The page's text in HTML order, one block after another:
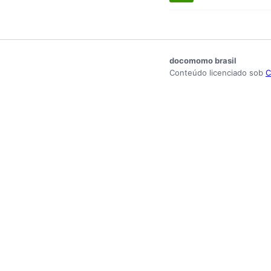
docomomo brasil
Conteúdo licenciado sob